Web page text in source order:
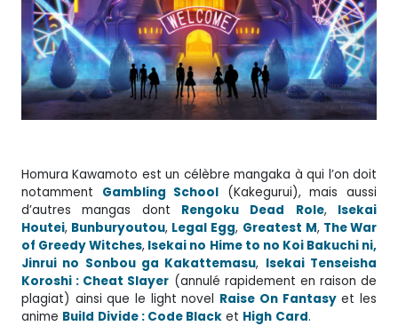
Homura Kawamoto est un célèbre mangaka à qui l’on doit
notamment Gambling School (Kakegurui), mais aussi
d’autres mangas dont Rengoku Dead Role, Isekai
Houtei, Bunburyoutou, Legal Egg, Greatest M, The War
of Greedy Witches, Isekai no Hime to no Koi Bakuchi ni,
Jinrui no Sonbou ga Kakattemasu, Isekai Tenseisha
Koroshi : Cheat Slayer (annulé rapidement en raison de
plagiat) ainsi que le light novel Raise On Fantasyet les
anime Build Divide : Code Black et High Card.